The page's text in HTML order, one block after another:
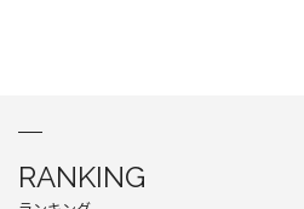
RANKING